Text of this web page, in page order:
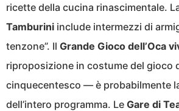
ricette della cucina rinascimentale.
Tamburini include intermezzi di
tenzone”. Il Grande Gioco dell’Oca
riproposizione in costume del gioco
cinquecentesco — è probabilmente
dell’intero programma. Le Gare di